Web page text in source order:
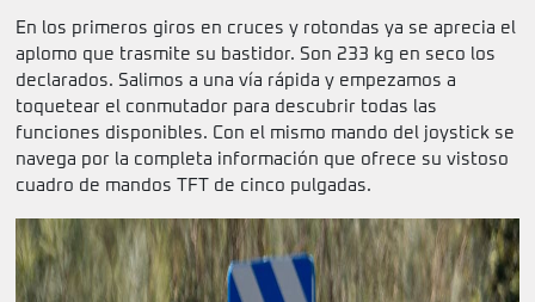
En los primeros giros en cruces y rotondas ya se aprecia el
aplomo que trasmite su bastidor. Son 233 kg en seco los
declarados. Salimos a una vía rápida y empezamos a
toquetear el conmutador para descubrir todas las
funciones disponibles. Con el mismo mando del joystick se
navega por la completa información que ofrece su vistoso
cuadro de mandos TFT de cinco pulgadas.